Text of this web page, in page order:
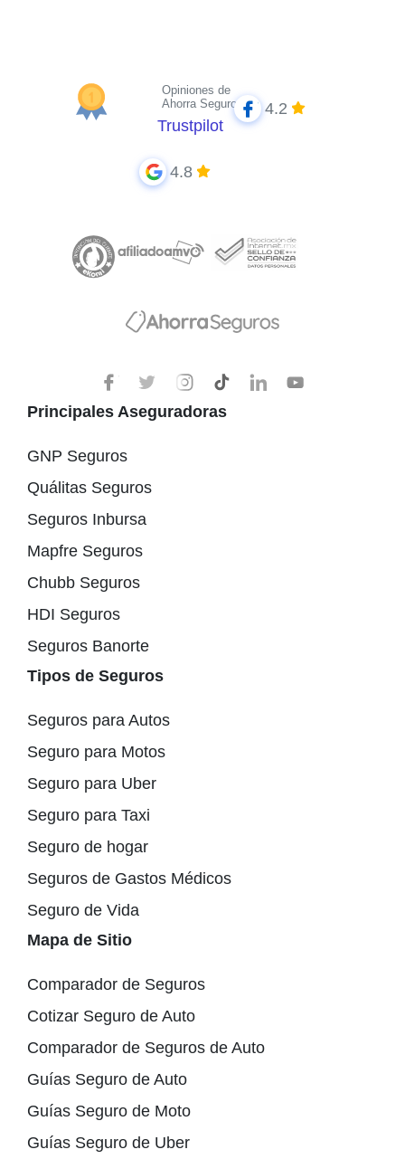
Opiniones de
Ahorra Seguros
Trustpilot
4.2
4.8
Principales Aseguradoras
GNP Seguros
Quálitas Seguros
Seguros Inbursa
Mapfre Seguros
Chubb Seguros
HDI Seguros
Seguros Banorte
Tipos de Seguros
Seguros para Autos
Seguro para Motos
Seguro para Uber
Seguro para Taxi
Seguro de hogar
Seguros de Gastos Médicos
Seguro de Vida
Mapa de Sitio
Comparador de Seguros
Cotizar Seguro de Auto
Comparador de Seguros de Auto
Guías Seguro de Auto
Guías Seguro de Moto
Guías Seguro de Uber